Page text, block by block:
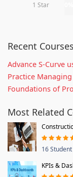
1 Star
Recent Courses
Advance S-Curve
Practice
Foundations of
Most Related
16 Student
KPIs &